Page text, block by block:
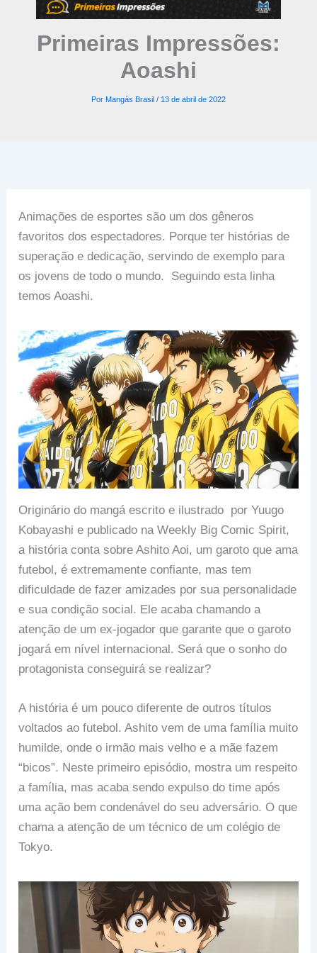
Primeiras Impressões:
Aoashi
Por Mangás Brasil / 13 de abril de 2022
Animações de esportes são um dos gêneros
favoritos dos espectadores. Porque ter histórias de
superação e dedicação, servindo de exemplo para
os jovens de todo o mundo. Seguindo esta linha
temos Aoashi.
Originário do mangá escrito e ilustrado por Yuugo
Kobayashi e publicado na Weekly Big Comic Spirit,
a história conta sobre Ashito Aoi, um garoto que ama
futebol, é extremamente confiante, mas tem
dificuldade de fazer amizades por sua personalidade
e sua condição social. Ele acaba chamando a
atenção de um ex-jogador que garante que o garoto
jogará em nível internacional. Será que o sonho do
protagonista conseguirá se realizar?
A história é um pouco diferente de outros títulos
voltados ao futebol. Ashito vem de uma família muito
humilde, onde o irmão mais velho e a mãe fazem
“bicos”. Neste primeiro episódio, mostra um respeito
a família, mas acaba sendo expulso do time após
uma ação bem condenável do seu adversário. O que
chama a atenção de um técnico de um colégio de
Tokyo.